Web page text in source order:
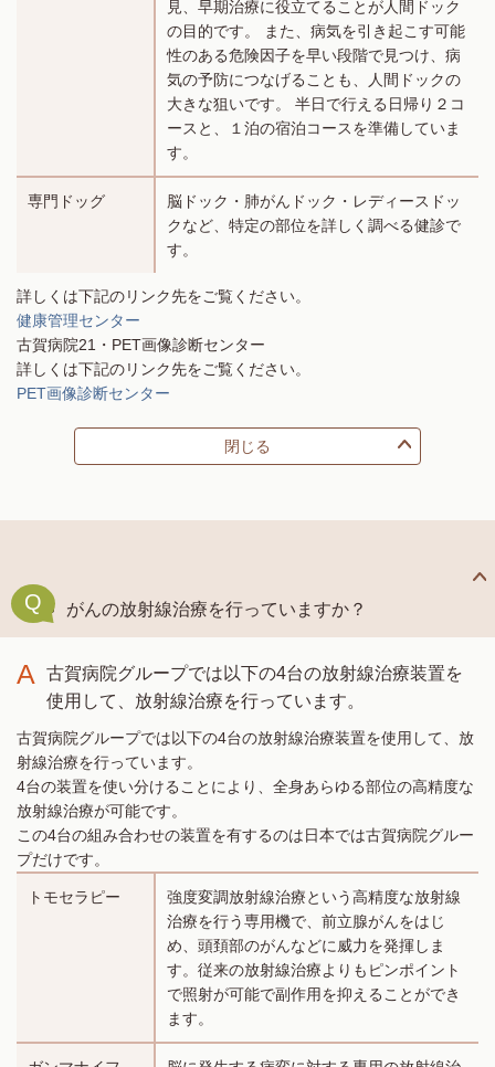
見、早期治療に役立てることが人間ドック
の目的です。 また、病気を引き起こす可能
性のある危険因子を早い段階で見つけ、病
気の予防につなげることも、人間ドックの
大きな狙いです。 半日で行える日帰り２コ
ースと、１泊の宿泊コースを準備していま
す。
専門ドッグ
脳ドック・肺がんドック・レディースドッ
クなど、特定の部位を詳しく調べる健診で
す。
詳しくは下記のリンク先をご覧ください。
健康管理センター
古賀病院21・PET画像診断センター
詳しくは下記のリンク先をご覧ください。
PET画像診断センター
閉じる
Q がんの放射線治療を行っていますか？
A
古賀病院グループでは以下の4台の放射線治療装置を
使用して、放射線治療を行っています。
古賀病院グループでは以下の4台の放射線治療装置を使用して、放
射線治療を行っています。
4台の装置を使い分けることにより、全身あらゆる部位の高精度な
放射線治療が可能です。
この4台の組み合わせの装置を有するのは日本では古賀病院グルー
プだけです。
トモセラピー
強度変調放射線治療という高精度な放射線
治療を行う専用機で、前立腺がんをはじ
め、頭頚部のがんなどに威力を発揮しま
す。従来の放射線治療よりもピンポイント
で照射が可能で副作用を抑えることができ
ます。